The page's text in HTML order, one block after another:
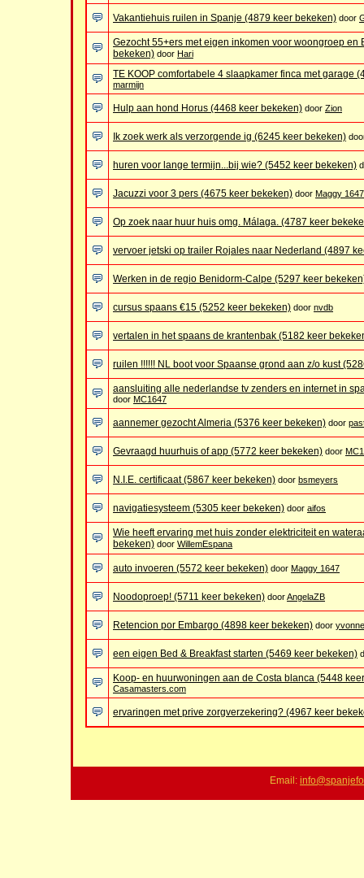
Vakantiehuis ruilen in Spanje (4879 keer bekeken) door
Gezocht 55+ers met eigen inkomen voor woongroep en
bekeken) door Hari
TE KOOP comfortabele 4 slaapkamer finca met garage
marmijn
Hulp aan hond Horus (4468 keer bekeken) door Zion
Ik zoek werk als verzorgende ig (6245 keer bekeken)
huren voor lange termijn...bij wie? (5452 keer bekeken)
Jacuzzi voor 3 pers (4675 keer bekeken) door Maggy 1647
Op zoek naar huur huis omg. Málaga. (4787 keer
vervoer jetski op trailer Rojales naar Nederland (4897
Werken in de regio Benidorm-Calpe (5297 keer
cursus spaans €15 (5252 keer bekeken) door nvdb
vertalen in het spaans de krantenbak (5182 keer
ruilen !!!!!! NL boot voor Spaanse grond aan z/o kust
aansluiting alle nederlandse tv zenders en internet in
door MC1647
aannemer gezocht Almeria (5376 keer bekeken) door
Gevraagd huurhuis of app (5772 keer bekeken) door
N.I.E. certificaat (5867 keer bekeken) door bsmeyers
navigatiesysteem (5305 keer bekeken) door aifos
Wie heeft ervaring met huis zonder elektriciteit en
bekeken) door WillemEspana
auto invoeren (5572 keer bekeken) door Maggy 1647
Noodoproep! (5711 keer bekeken) doorAngelaZB
Retencion por Embargo (4898 keer bekeken) door
een eigen Bed & Breakfast starten (5469 keer bekeken)
Koop- en huurwoningen aan de Costa blanca (5448
Casamasters.com
ervaringen met prive zorgverzekering? (4967 keer
Email: